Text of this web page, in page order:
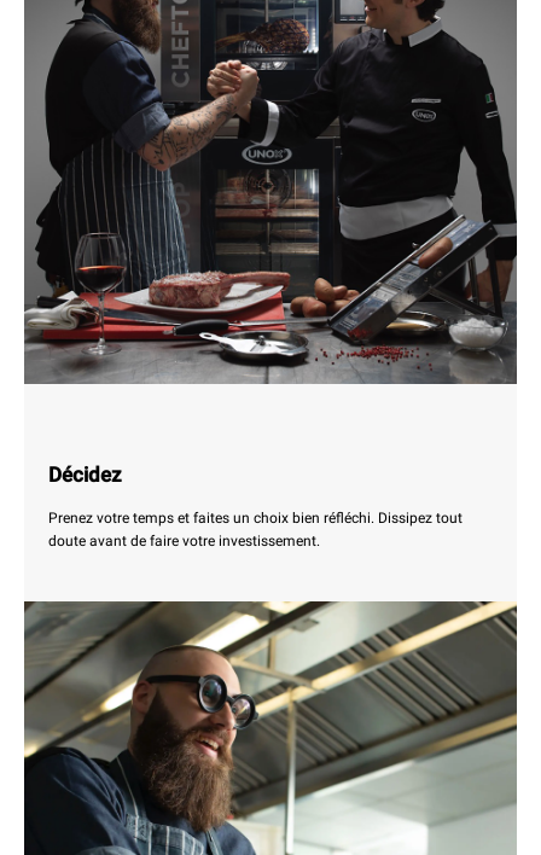
Décidez
Prenez votre temps et faites un choix bien réfléchi. Dissipez tout
doute avant de faire votre investissement.